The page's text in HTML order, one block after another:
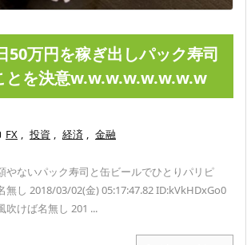
50万円を稼ぎ出しパック寿司
とを決意w.w.w.w.w.w.w.w
FX , 投資 , 経済 , 金融
やないパック寿司と缶ビールでひとりパリピ
無し 2018/03/02(金) 05:17:47.82 ID:kVkHDxGo0
吹けば名無し 201 ...